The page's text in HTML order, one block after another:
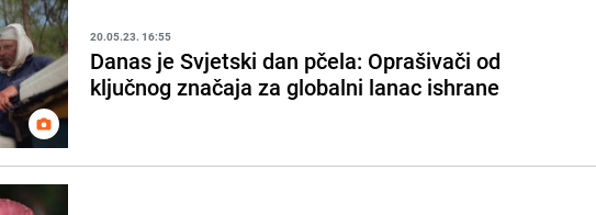
20.05.23. 16:55
Danas je Svjetski dan pčela: Oprašivači od
ključnog značaja za globalni lanac ishrane